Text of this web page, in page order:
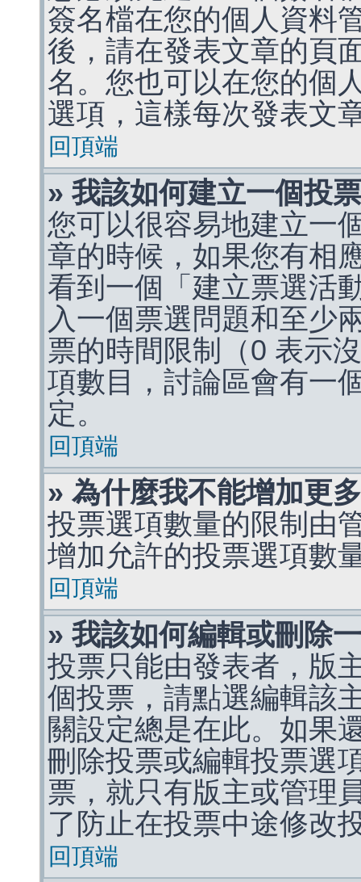
簽名檔在您的個人資料
後，請在發表文章的頁
名。您也可以在您的個
選項，這樣每次發表文
回頂端
» 我該如何建立一個投
您可以很容易地建立一
章的時候，如果您有相
看到一個「建立票選活
入一個票選問題和至少
票的時間限制（0 表示
項數目，討論區會有一
定。
回頂端
» 為什麼我不能增加更
投票選項數量的限制由
增加允許的投票選項數
回頂端
» 我該如何編輯或刪除
投票只能由發表者，版
個投票，請點選編輯該
關設定總是在此。如果
刪除投票或編輯投票選
票，就只有版主或管理
了防止在投票中途修改
回頂端